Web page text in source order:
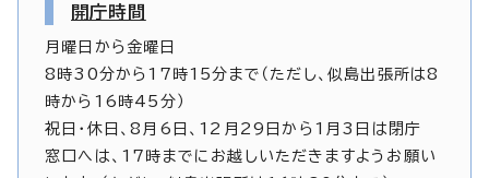
開庁時間
月曜日から金曜日
8時30分から17時15分まで（ただし、似島出張所は8
時から16時45分）
祝日・休日、8月6日、12月29日から1月3日は閉庁
窓口へは、17時までにお越しいただきますようお願い